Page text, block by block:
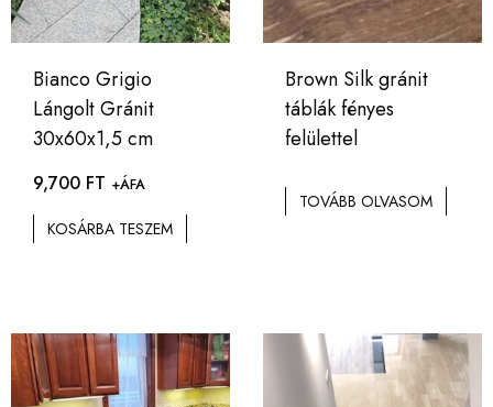
Bianco Grigio
Lángolt Gránit
30x60x1,5 cm
9,700 FT +ÁFA
KOSÁRBA TESZEM
Brown Silk gránit
táblák fényes
felülettel
TOVÁBB OLVASOM